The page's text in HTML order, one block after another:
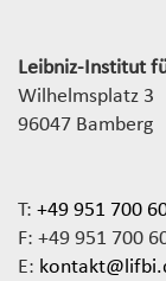
Leibniz-Institut
Wilhelmsplatz 3
96047 Bamberg
T: +49 951 700
F: +49 951 700
E: